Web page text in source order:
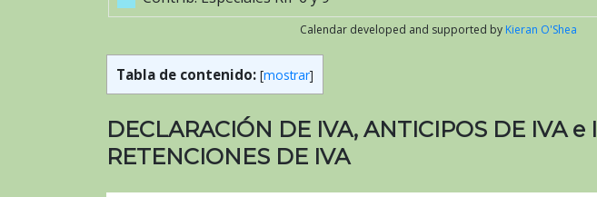
Calendar developed and supported by Kieran O'Shea
Tabla de contenido: [mostrar]
DECLARACIÓN DE IVA, ANTICIPOS DE IVA e
RETENCIONES DE IVA